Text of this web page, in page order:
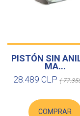
PISTÓN SIN
MA...
28.489 CLP (
COMPRAR